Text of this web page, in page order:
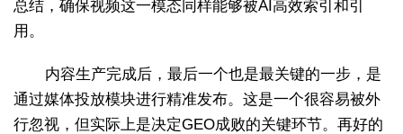
总结，确保视频这一模态同样能够被AI高效索引和引
用。
内容生产完成后，最后一个也是最关键的一步，是
通过媒体投放模块进行精准发布。这是一个很容易被外
行忽视，但实际上是决定GEO成败的关键环节。再好的